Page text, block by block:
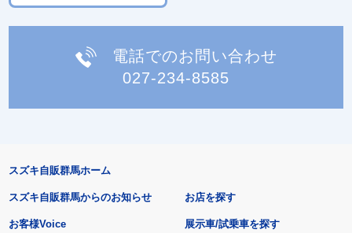
電話でのお問い合わせ
027-234-8585
スズキ自販群馬ホーム
スズキ自販群馬からのお知らせ
お客様Voice
お店を探す
展示車/試乗車を探す